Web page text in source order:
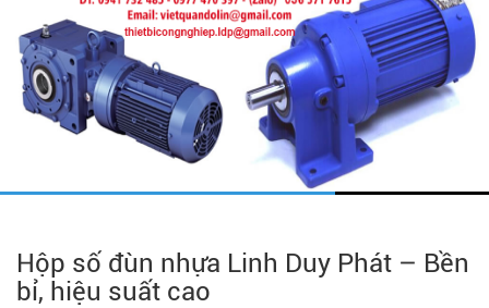
Hộp số đùn nhựa Linh Duy Phát – Bền
bỉ, hiệu suất cao